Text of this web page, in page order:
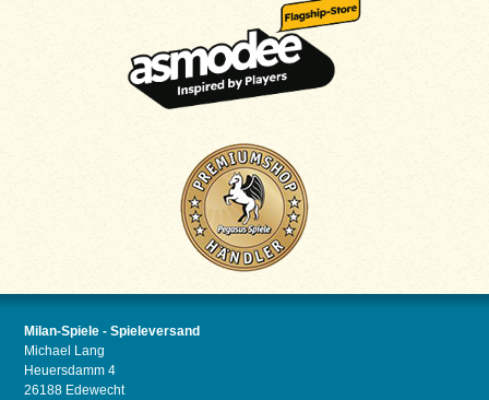
Milan-Spiele - Spieleversand
Michael Lang
Heuersdamm 4
26188 Edewecht